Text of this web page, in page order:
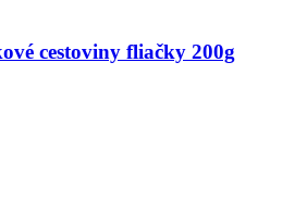
cestoviny fliačky 200g